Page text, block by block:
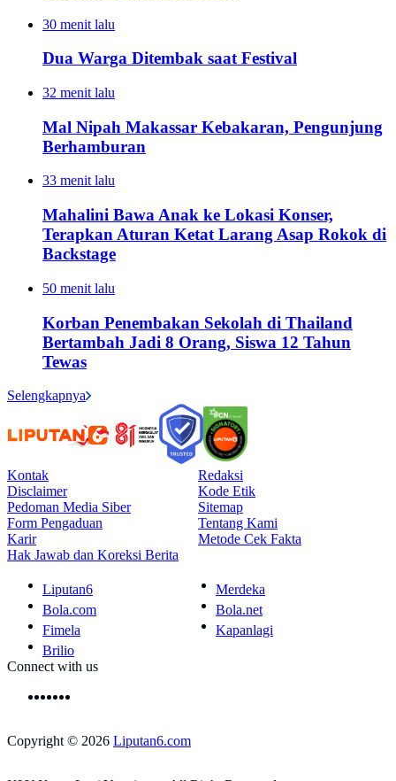
30 menit lalu
Dua Warga Ditembak saat Festival
32 menit lalu
Mal Nipah Makassar Kebakaran, Pengunjung
Berhamburan
33 menit lalu
Mahalini Bawa Anak ke Lokasi Konser,
Terapkan Aturan Ketat Larang Asap Rokok di
Backstage
50 menit lalu
Korban Penembakan Sekolah di Thailand
Bertambah Jadi 8 Orang, Siswa 12 Tahun
Tewas
Selengkapnya
Kontak
Redaksi
Disclaimer
Kode Etik
Pedoman Media Siber
Sitemap
Form Pengaduan
Tentang Kami
Karir
Metode Cek Fakta
Hak Jawab dan Koreksi Berita
Liputan6
Merdeka
Bola.com
Bola.net
Fimela
Kapanlagi
Brilio
Connect with us
Copyright © 2026 Liputan6.com